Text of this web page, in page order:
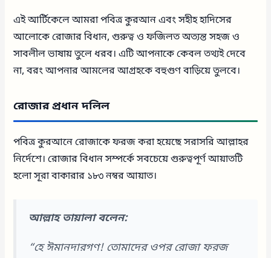
এই আর্টিকেলে আমরা পবিত্র কুরআন এবং সহীহ হাদিসের
আলোকে রোজার বিধান, গুরুত্ব ও ফজিলত অত্যন্ত সহজ ও
সাবলীল ভাষায় তুলে ধরব। এটি আপনাকে কেবল তথ্যই দেবে
না, বরং আপনার আমলের আগ্রহকে বহুগুণ বাড়িয়ে তুলবে।
রোজার প্রধান দলিল
পবিত্র কুরআনে রোজাকে ফরজ করা হয়েছে সরাসরি আল্লাহর
নির্দেশে। রোজার বিধান সম্পর্কে সবচেয়ে গুরুত্বপূর্ণ আয়াতটি
হলো সূরা বাকারার ১৮৩ নম্বর আয়াত।
আল্লাহ তায়ালা বলেন:
“হে ঈমানদারগণ! তোমাদের ওপর রোজা ফরজ